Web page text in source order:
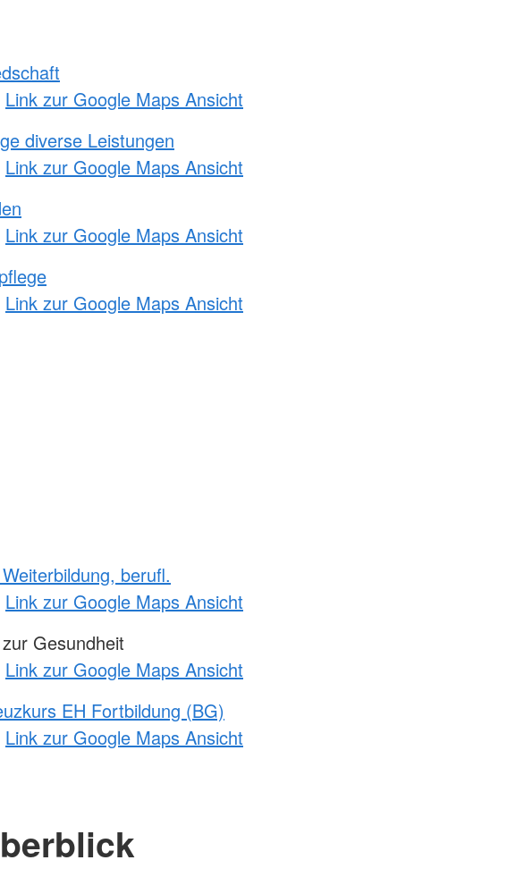
Link zur Google Maps Ansicht
diverse Leistungen
Link zur Google Maps Ansicht
Link zur Google Maps Ansicht
Link zur Google Maps Ansicht
berufl.
Link zur Google Maps Ansicht
Gesundheit
Link zur Google Maps Ansicht
EH Fortbildung (BG)
Link zur Google Maps Ansicht